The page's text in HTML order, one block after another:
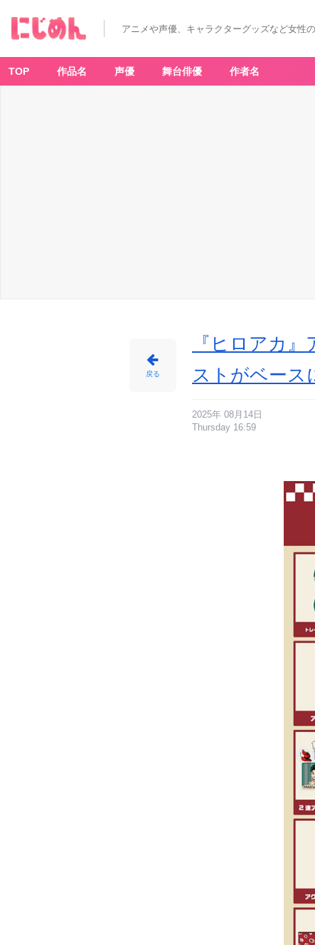
『ヒ
カ』
メ
リ
カ
アニメや声優、キャラクターグッズなど女性
TOP 作品名 声優 舞台俳優 作者名
戻る
『ヒロアカ
ストがベース
2025年 08月14日
Thursday 16:59